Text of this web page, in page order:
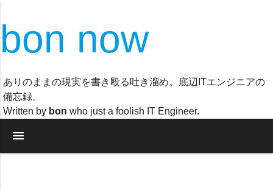
bon now
ありのままの現実を書き殴る吐き溜め。底辺ITエンジニアの
備忘録。
Written by bon who just a foolish IT Engineer.
menu